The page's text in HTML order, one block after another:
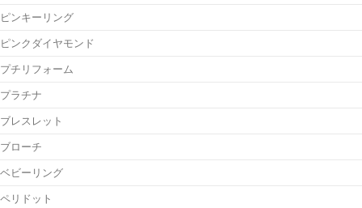
ピンキーリング
ピンクダイヤモンド
プチリフォーム
プラチナ
ブレスレット
ブローチ
ベビーリング
ペリドット